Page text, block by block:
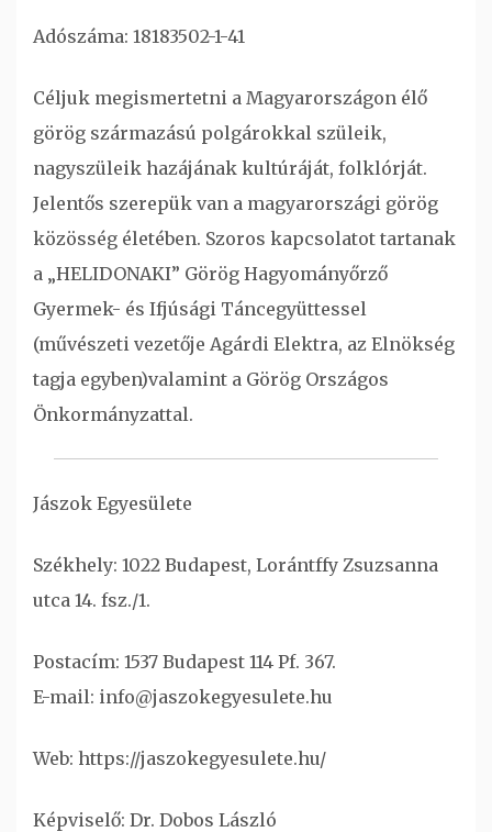
Adószáma: 18183502-1-41
Céljuk megismertetni a Magyarországon élő
görög származású polgárokkal szüleik,
nagyszüleik hazájának kultúráját, folklórját.
Jelentős szerepük van a magyarországi görög
közösség életében. Szoros kapcsolatot tartanak
a „HELIDONAKI” Görög Hagyományőrző
Gyermek- és Ifjúsági Táncegyüttessel
(művészeti vezetője Agárdi Elektra, az Elnökség
tagja egyben)valamint a Görög Országos
Önkormányzattal.
Jászok Egyesülete
Székhely: 1022 Budapest, Lorántffy Zsuzsanna
utca 14. fsz./1.
Postacím: 1537 Budapest 114 Pf. 367.
E-mail: info@jaszokegyesulete.hu
Web: https://jaszokegyesulete.hu/
Képviselő: Dr. Dobos László